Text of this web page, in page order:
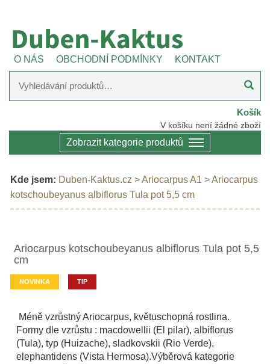
O NÁS OBCHODNÍ PODMÍNKY KONTAKT
Košík
V košíku není žádné zboží
Zobrazit kategorie produktů
Kde jsem: Duben-Kaktus.cz >Ariocarpus A1 >Ariocarpus
kotschoubeyanus albiflorus Tula pot 5,5 cm
Ariocarpus kotschoubeyanus albiflorus Tula pot 5,5
cm
NOVINKA TIP
Méně vzrůstný Ariocarpus, květuschopná rostlina.
Formy dle vzrůstu : macdowellii (El pilar), albiflorus
(Tula), typ (Huizache), sladkovskii (Rio Verde),
elephantidens (Vista Hermosa).Výběrová kategorie